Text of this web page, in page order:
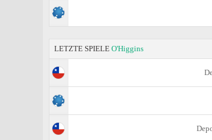
LETZTE SPIELE O'Higgins